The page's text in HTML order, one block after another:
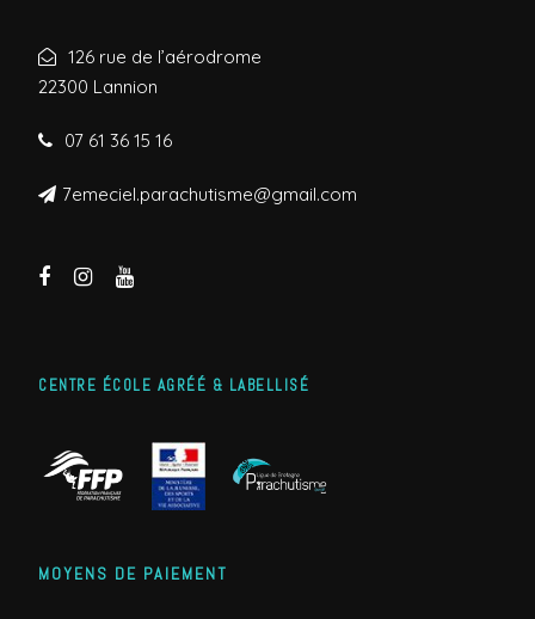
126 rue de l’aérodrome
22300 Lannion
07 61 36 15 16
7emeciel.parachutisme@gmail.com
CENTRE ÉCOLE AGRÉÉ & LABELLISÉ
MOYENS DE PAIEMENT